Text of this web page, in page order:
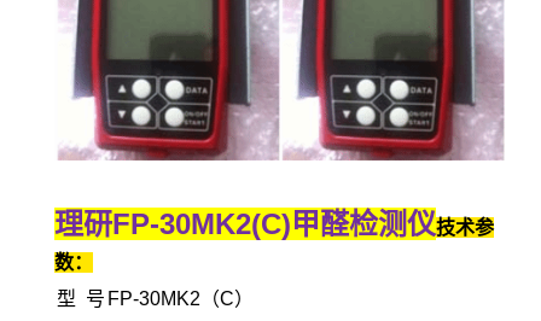
理研FP-30MK2(C)甲醛检测仪技术参
数：
型 号 FP-30MK2（C）